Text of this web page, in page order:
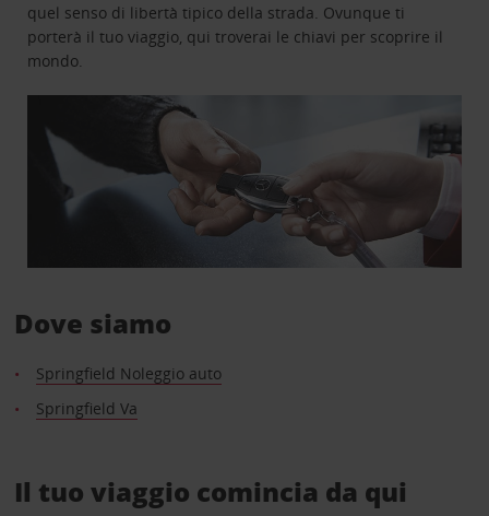
quel senso di libertà tipico della strada. Ovunque ti
porterà il tuo viaggio, qui troverai le chiavi per scoprire il
mondo.
Dove siamo
Springfield Noleggio auto
Springfield Va
Il tuo viaggio comincia da qui